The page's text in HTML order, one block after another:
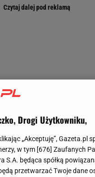
Drogi Użytkowniku,
„Akceptuję”, Gazeta.pl
w tym [676] Zaufanych
S.A. będąca spółką
przetwarzać Twoje dane